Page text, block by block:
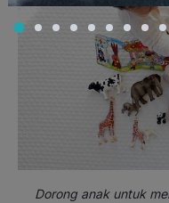
Dorong anak untuk